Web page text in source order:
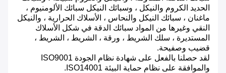
الحديد الكروم والنيكل ، وسبائك النيكل سبائك الألومنيوم ،
ماغنان ، سبائك النيكل والنحاس ، الأسلاك الحرارية ، والنيكل
النقي وغيرها من المواد سبائك الدقة في شكل الأسلاك
المستديرة ، سلك الشريط ، ورقة ، الشريط ، الشريط ،
قضيب وصفيحة.
لقد حصلنا بالفعل على شهادة نظام الجودة ISO9001
والموافقة على نظام حماية البيئة ISO14001.